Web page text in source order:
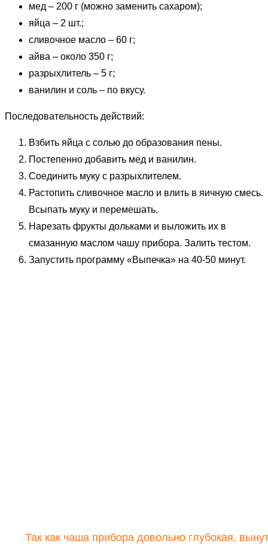
мед – 200 г (можно заменить сахаром);
яйца – 2 шт.;
сливочное масло – 60 г;
айва – около 350 г;
разрыхлитель – 5 г;
ванилин и соль – по вкусу.
Последовательность действий:
Взбить яйца с солью до образования пены.
Постепенно добавить мед и ванилин.
Соединить муку с разрыхлителем.
Растопить сливочное масло и влить в яичную смесь.
Всыпать муку и перемешать.
Нарезать фрукты дольками и выложить их в
смазанную маслом чашу прибора. Залить тестом.
Запустить программу «Выпечка» на 40-50 минут.
Так как чаша прибора довольно глубокая,